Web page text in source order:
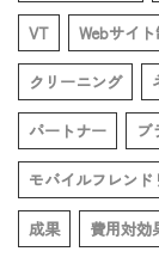
VT Webサイ
クリーニング
パートナー ブ
モバイルフレンド
成果 費用対効